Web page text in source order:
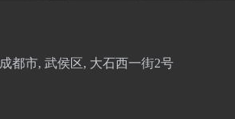
成都市, 武侯区, 大石西一街2号